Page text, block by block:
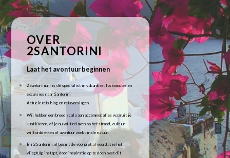
OVER
2SANTORINI
Laat het avontuur beginnen
2Santorini.nl is dé specialist in vakanties, lastminutes en
excursies naar Santorini
Actuele reis blog en reisverslagen.
Wij hebben een breed scala aan accommodaties waaruit je
kunt kiezen, of je nu wilt relaxen op het strand, cultuur
wilt ontdekken of avontuur zoekt in de natuur.
Bij 2Santorini.nl begint de voorpret al voordat je het
vliegtuig instapt, door inspiratie op te doen over dit